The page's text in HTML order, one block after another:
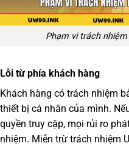
Phạm vi trách
Lỗi từ phía khách hàng
Khách hàng có trách nhiệm
thiết bị cá nhân của mình.
quyền truy cập, mọi rủi ro
nhiệm. Miễn trừ trách nhiệm